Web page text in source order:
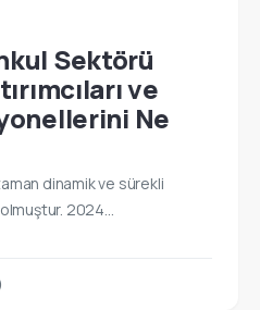
Sektörü
ve
Ne
dinamik ve sürekli
2024…